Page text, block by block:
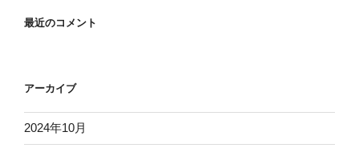
最近のコメント
アーカイブ
2024年10月